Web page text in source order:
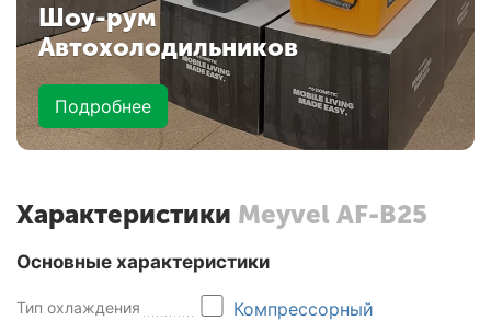
Шоу-рум
Автохолодильников
Подробнее
Характеристики Meyvel AF-B25
Основные характеристики
Тип охлаждения Компрессорный